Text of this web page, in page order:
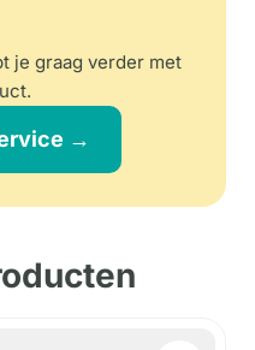
je graag verder met
→